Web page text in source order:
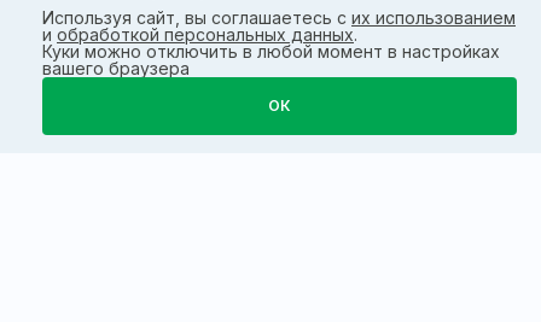
Используя сайт, вы соглашаетесь с их использованием
и обработкой персональных данных.
Куки можно отключить в любой момент в настройках
вашего браузера
ОК